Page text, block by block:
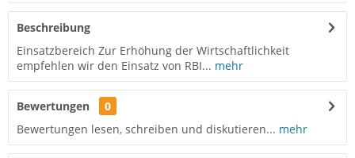
Beschreibung
Einsatzbereich Zur Erhöhung der Wirtschaftlichkeit
empfehlen wir den Einsatz von RBI... mehr
Bewertungen
0
Bewertungen lesen, schreiben und diskutieren... mehr